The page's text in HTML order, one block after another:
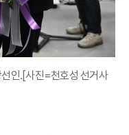
인.[사진=천호성 선거사